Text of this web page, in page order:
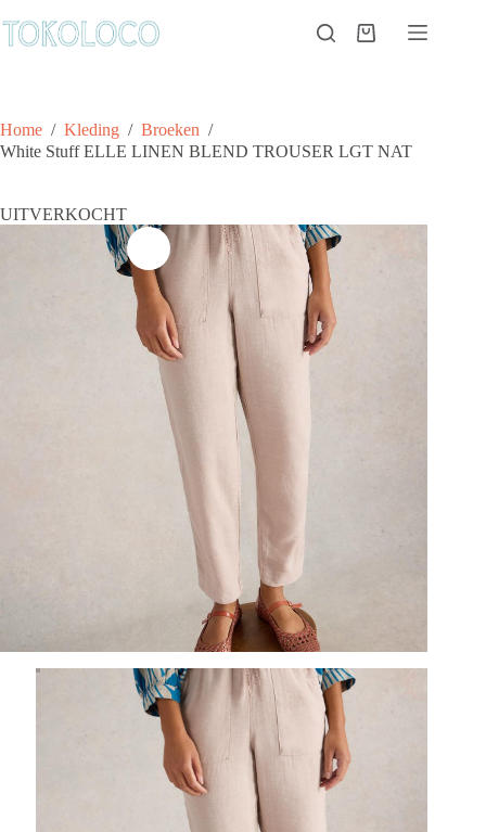
naar
de
Winkelwagen
Home / Kleding / Broeken /
White Stuff ELLE LINEN BLEND TROUSER LGT NAT
UITVERKOCHT